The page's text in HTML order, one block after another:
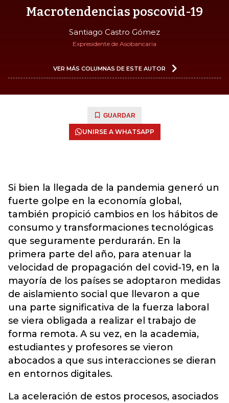
Macrotendencias poscovid-19
Santiago Castro Gómez
Expresidente de Asobancaria
VER MÁS COLUMNAS DE ESTE AUTOR
GUARDAR
UNIRSE A WHATSAPP
Si bien la llegada de la pandemia generó un
fuerte golpe en la economía global,
también propició cambios en los hábitos de
consumo y transformaciones tecnológicas
que seguramente perdurarán. En la
primera parte del año, para atenuar la
velocidad de propagación del covid-19, en la
mayoría de los países se adoptaron medidas
de aislamiento social que llevaron a que
una parte significativa de la fuerza laboral
se viera obligada a realizar el trabajo de
forma remota. A su vez, en la academia,
estudiantes y profesores se vieron
abocados a que sus interacciones se dieran
en entornos digitales.
La aceleración de estos procesos, asociados